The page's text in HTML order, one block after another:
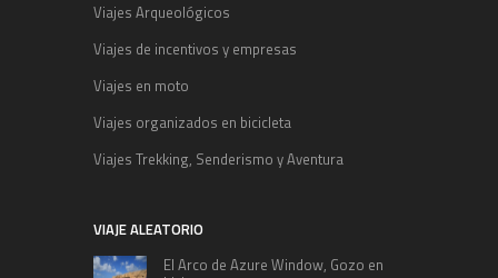
Viajes Arqueológicos
Viajes de incentivos y empresas
Viajes en moto
Viajes organizados en bicicleta
Viajes Trekking, Senderismo y Aventura
VIAJE ALEATORIO
El Arco de Azure Window, Gozo en